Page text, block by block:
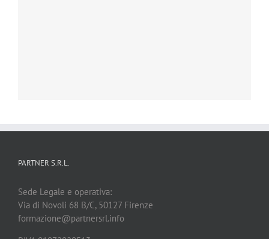
PARTNER S.R.L.
Sede Legale e operativa:
Via di Novoli 68 B/C, 50127 Firenze
formazione@partnersrl.info